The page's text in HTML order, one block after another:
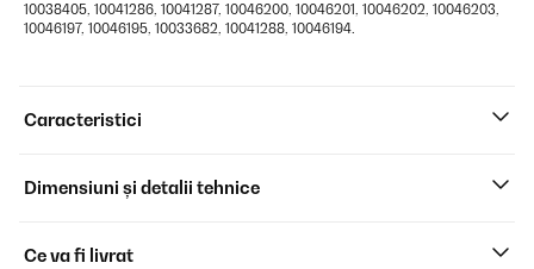
10038405, 10041286, 10041287, 10046200, 10046201, 10046202, 10046203,
10046197, 10046195, 10033682, 10041288, 10046194.
Caracteristici
Dimensiuni și detalii tehnice
Ce va fi livrat